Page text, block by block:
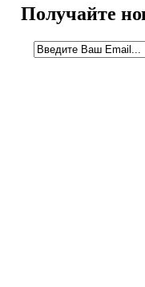
Получайте